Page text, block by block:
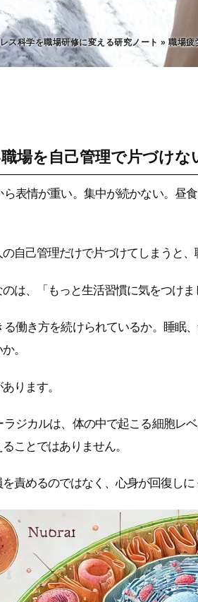
ス科学を職場研修に変える研究ノート »職場疲
場を自己管理で片づけ
表情が重い。集中が続かない。昼
自己管理だけで片づけてしまうと、
は、「もっと生活習慣に気をつけ
働き方を続けられているか。睡眠
。
ります。
ジカルは、体の中で起こる細胞レ
ことではありません。
責めるのではなく、心身が回復し